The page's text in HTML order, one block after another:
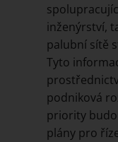
inženýrství,
palubní sítě
Tyto
podniková
priority
plány pro